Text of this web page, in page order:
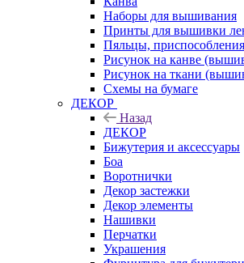
Наборы для вышивания
Принты для вышивки
Пяльцы, приспособления
Рисунок на канве
Рисунок на ткани
Схемы на бумаге
ДЕКОР
Назад
ДЕКОР
Бижутерия и аксессуары
Боа
Воротнички
Декор застежки
Декор элементы
Нашивки
Перчатки
Украшения